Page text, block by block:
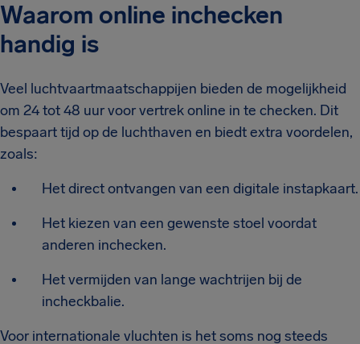
Waarom online inchecken
handig is
Veel luchtvaartmaatschappijen bieden de mogelijkheid
om 24 tot 48 uur voor vertrek online in te checken. Dit
bespaart tijd op de luchthaven en biedt extra voordelen,
zoals:
Het direct ontvangen van een digitale instapkaart.
Het kiezen van een gewenste stoel voordat
anderen inchecken.
Het vermijden van lange wachtrijen bij de
incheckbalie.
Voor internationale vluchten is het soms nog steeds